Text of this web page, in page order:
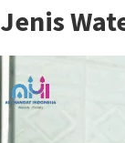
Jenis